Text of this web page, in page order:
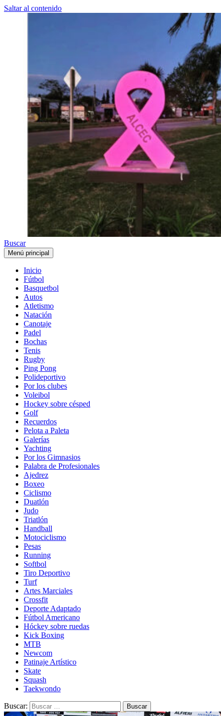
Saltar al contenido
Buscar
Menú principal
Inicio
Fútbol
Basquetbol
Autos
Atletismo
Natación
Canotaje
Padel
Bochas
Tenis
Rugby
Ping Pong
Polideportivo
Por los clubes
Voleibol
Hockey sobre césped
Golf
Recuerdos
Pelota a Paleta
Galerías
Yachting
Por los Gimnasios
Palabra de Profesionales
Ajedrez
Boxeo
Ciclismo
Duatlón
Judo
Triatlón
Handball
Motociclismo
Pesas
Running
Softbol
Tiro Deportivo
Turf
Artes Marciales
Crossfit
Deporte Adaptado
Fútbol Americano
Hóckey sobre ruedas
Kick Boxing
MTB
Newcom
Patinaje Artístico
Skate
Squash
Taekwondo
Buscar: